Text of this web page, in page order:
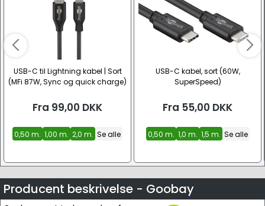
USB-C til Lightning kabel | Sort
(MFi 87W, Sync og quick charge)
Fra 99,00 DKK
0,50 m. 1,00 m. 2,0 m. Se alle
USB-C kabel, sort (60W,
SuperSpeed)
Fra 55,00 DKK
0,50 m. 1,0 m. 1,5 m. Se alle
Producent beskrivelse - Goobay